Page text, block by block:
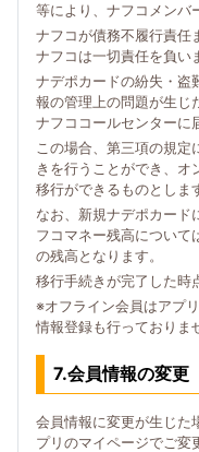
等により、ナフコメンバ
ナフコが債務不履行責任
ナフコは一切責任を負い
ナデポカードの紛失・盗
報の管理上の問題が生じ
ナフココールセンターに
この場合、第三項の規
きを行うことができ、オ
移行ができるものとしま
なお、新規ナデポカード
フコマネー残高について
の残高となります。
移行手続きが完了した時
※オフライン会員はアプ
情報登録も行っておりま
7.会員情報の変更
会員情報に変更が生じた
プリのマイページでご変